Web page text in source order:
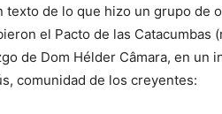
texto de lo que hizo un grupo de
el Pacto de las Catacumbas
de Dom Hélder Câmara, en un
comunidad de los creyentes: